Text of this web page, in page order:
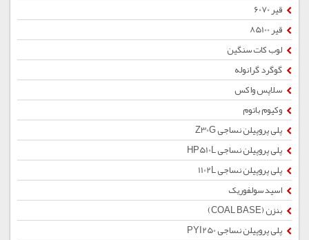
قیر 6070
قیر 85100
لوب کات سنگین
گوگرد گرانوله
سلاپس واکس
وکیوم باتوم
پلی پروپیلن نساجی Z30G
پلی پروپیلن نساجی HP510L
پلی پروپیلن نساجی 1102L
اسید سولفوریک
بنزن (COAL BASE)
پلی پروپیلن نساجی PYI250